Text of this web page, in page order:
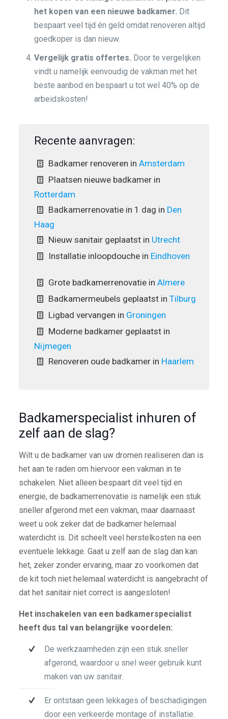
het kopen van een nieuwe badkamer. Dit
bespaart veel tijd én geld omdat renoveren altijd
goedkoper is dan nieuw.
Vergelijk gratis offertes. Door te vergelijken
vindt u namelijk eenvoudig de vakman met het
beste aanbod en bespaart u tot wel 40% op de
arbeidskosten!
Recente aanvragen:
Badkamer renoveren inAmsterdam
Plaatsen nieuwe badkamer in
Rotterdam
Badkamerrenovatie in 1 dag in Den
Haag
Nieuw sanitair geplaatst in Utrecht
Installatie inloopdouche in Eindhoven
Grote badkamerrenovatie inAlmere
Badkamermeubels geplaatst inTilburg
Ligbad vervangen in Groningen
Moderne badkamer geplaatst in
Nijmegen
Renoveren oude badkamer in Haarlem
Badkamerspecialist inhuren of
zelf aan de slag?
Wilt u de badkamer van uw dromen realiseren dan is
het aan te raden om hiervoor een vakman in te
schakelen. Niet alleen bespaart dit veel tijd en
energie, de badkamerrenovatie is namelijk een stuk
sneller afgerond met een vakman, maar daarnaast
weet u ook zeker dat de badkamer helemaal
waterdicht is. Dit scheelt veel herstelkosten na een
eventuele lekkage. Gaat u zelf aan de slag dan kan
het, zeker zonder ervaring, maar zo voorkomen dat
de kit toch niet helemaal waterdicht is aangebracht of
dat het sanitair niet correct is aangesloten!
Het inschakelen van een badkamerspecialist
heeft dus tal van belangrijke voordelen:
De werkzaamheden zijn een stuk sneller
afgerond, waardoor u snel weer gebruik kunt
maken van uw sanitair.
Er ontstaan geen lekkages of beschadigingen
door een verkeerde montage of installatie.